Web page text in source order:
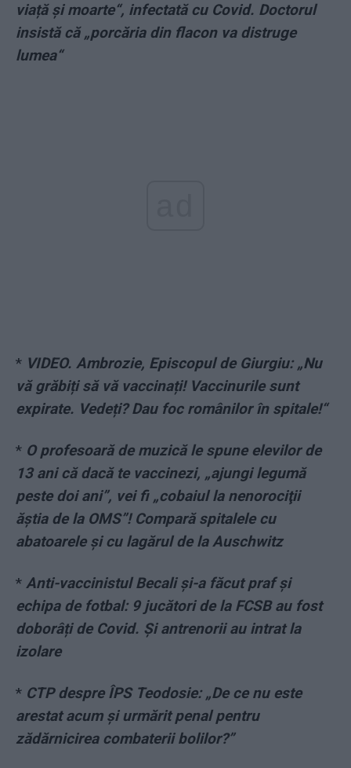
viață și moarte“, infectată cu Covid. Doctorul
insistă că „porcăria din flacon va distruge
lumea“
* VIDEO. Ambrozie, Episcopul de Giurgiu: „Nu
vă grăbiți să vă vaccinați! Vaccinurile sunt
expirate. Vedeți? Dau foc românilor în spitale!“
* O profesoară de muzică le spune elevilor de
13 ani că dacă te vaccinezi, „ajungi legumă
peste doi ani”, vei fi „cobaiul la nenorociţii
ăştia de la OMS”! Compară spitalele cu
abatoarele și cu lagărul de la Auschwitz
* Anti-vaccinistul Becali și-a făcut praf și
echipa de fotbal: 9 jucători de la FCSB au fost
doborâți de Covid. Și antrenorii au intrat la
izolare
* CTP despre ÎPS Teodosie: „De ce nu este
arestat acum și urmărit penal pentru
zădărnicirea combaterii bolilor?”